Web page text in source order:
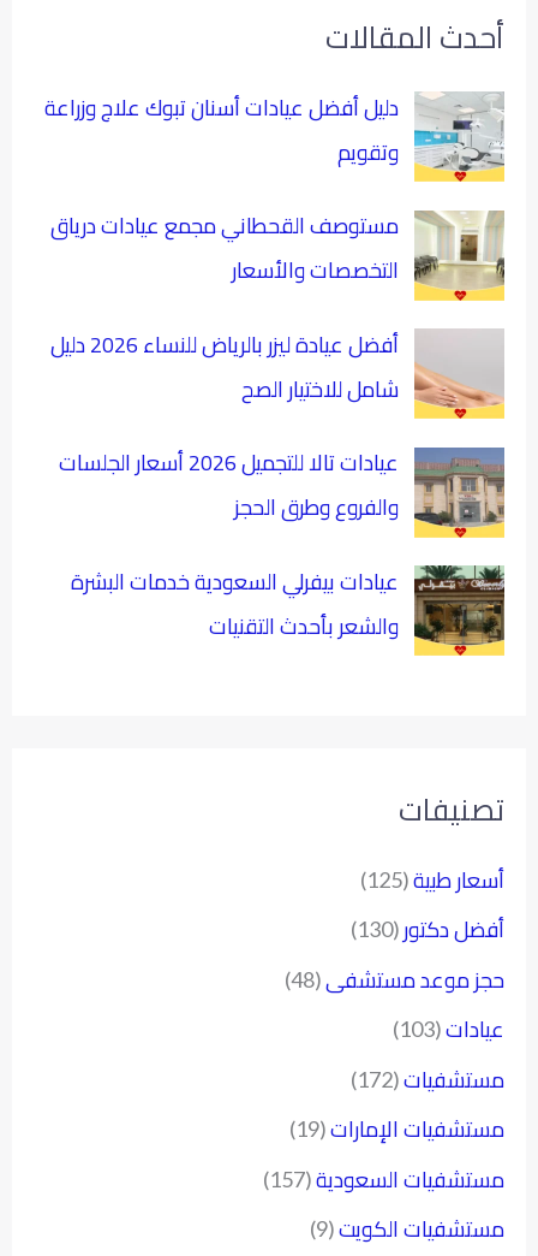
أحدث المقالات
دليل أفضل عيادات أسنان تبوك علاج وزراعة
وتقويم
مستوصف القحطاني مجمع عيادات درياق
التخصصات والأسعار
أفضل عيادة ليزر بالرياض للنساء 2026 دليل
شامل للاختيار الصح
عيادات تالا للتجميل 2026 أسعار الجلسات
والفروع وطرق الحجز
عيادات بيفرلي السعودية خدمات البشرة
والشعر بأحدث التقنيات
تصنيفات
أسعار طبية(125)
أفضل دكتور(130)
حجز موعد مستشفى(48)
عيادات(103)
مستشفيات(172)
مستشفيات الإمارات(19)
مستشفيات السعودية(157)
مستشفيات الكويت(9)